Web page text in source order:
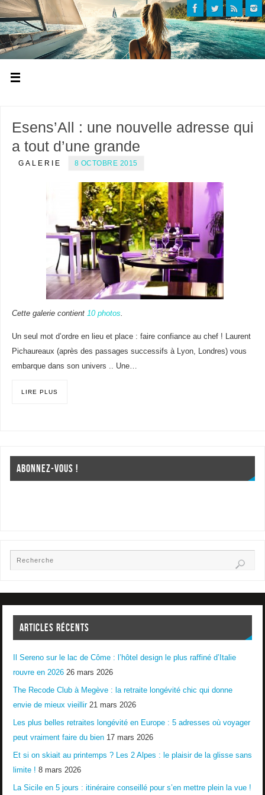
Esens’All : une nouvelle adresse qui
a tout d’une grande
GALERIE 8 OCTOBRE 2015
Cette galerie contient 10 photos.
Un seul mot d’ordre en lieu et place : faire confiance au chef ! Laurent
Pichaureaux (après des passages successifs à Lyon, Londres) vous
embarque dans son univers .. Une…
LIRE PLUS
ABONNEZ-VOUS !
ARTICLES RÉCENTS
Il Sereno sur le lac de Côme : l’hôtel design le plus raffiné d’Italie
rouvre en 2026 26 mars 2026
The Recode Club à Megève : la retraite longévité chic qui donne
envie de mieux vieillir 21 mars 2026
Les plus belles retraites longévité en Europe : 5 adresses où voyager
peut vraiment faire du bien 17 mars 2026
Et si on skiait au printemps ? Les 2 Alpes : le plaisir de la glisse sans
limite ! 8 mars 2026
La Sicile en 5 jours : itinéraire conseillé pour s’en mettre plein la vue !